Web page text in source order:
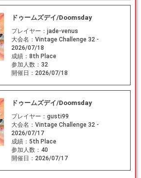
ドゥームズデイ/Doomsday
プレイヤー： jade-venus
大会名： Vintage Challenge 32 -
2026/07/18
成績： 8th Place
参加人数： 32
開催日： 2026/07/18
ドゥームズデイ/Doomsday
プレイヤー： gusti99
大会名： Vintage Challenge 32 -
2026/07/17
成績： 5th Place
参加人数： 40
開催日： 2026/07/17